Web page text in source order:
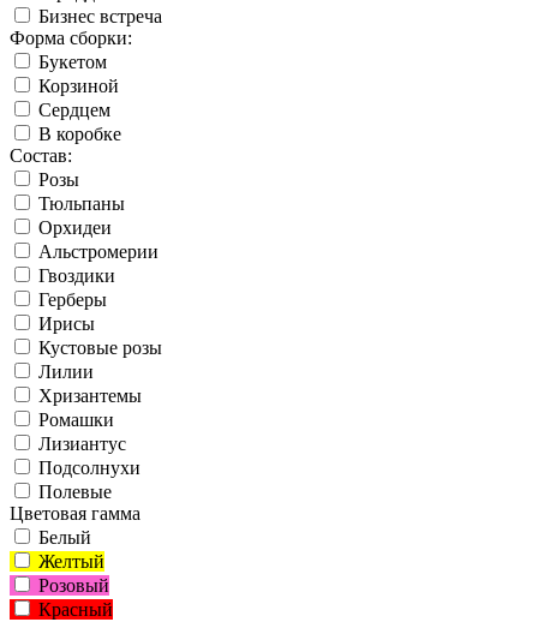
Бизнес встреча
Форма сборки:
Букетом
Корзиной
Сердцем
В коробке
Состав:
Розы
Тюльпаны
Орхидеи
Альстромерии
Гвоздики
Герберы
Ирисы
Кустовые розы
Лилии
Хризантемы
Ромашки
Лизиантус
Подсолнухи
Полевые
Цветовая гамма
Белый
Желтый
Розовый
Красный